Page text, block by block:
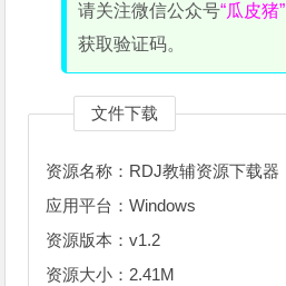
请关注微信公众号“瓜皮猪”
获取验证码。
文件下载
资源名称：RDJ教辅资源下载器
应用平台：Windows
资源版本：v1.2
资源大小：2.41M